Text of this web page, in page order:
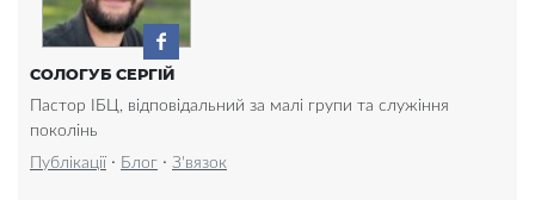
СОЛОГУБ СЕРГІЙ
Пастор ІБЦ, відповідальний за малі групи та служіння
поколінь
Публікації · Блог · З'вязок